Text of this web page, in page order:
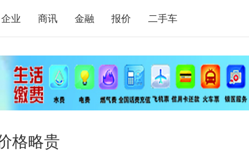
企业 商讯 金融 报价 二手车
格略贵